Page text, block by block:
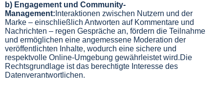
b) Engagement und Community-
Management: Interaktionen zwischen Nutzern und der
Marke – einschließlich Antworten auf Kommentare und
Nachrichten – regen Gespräche an, fördern die Teilnahme
und ermöglichen eine angemessene Moderation der
veröffentlichten Inhalte, wodurch eine sichere und
respektvolle Online-Umgebung gewährleistet wird.Die
Rechtsgrundlage ist das berechtigte Interesse des
Datenverantwortlichen.